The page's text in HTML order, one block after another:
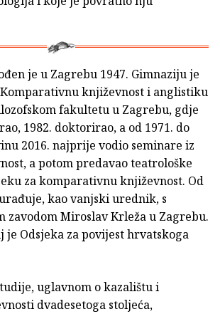
je u Zagrebu 1947. Gimnaziju je
književnost i anglistiku
fakultetu u Zagrebu, gdje
1982. doktorirao, a od 1971. do
2016. najprije vodio seminare iz
a potom predavao teatrološke
za komparativnu književnost. Od
kao vanjski urednik, s
zavodom Miroslav Krleža u Zagrebu.
je Odsjeka za povijest hrvatskoga
uglavnom o kazalištu i
dvadesetoga stoljeća,